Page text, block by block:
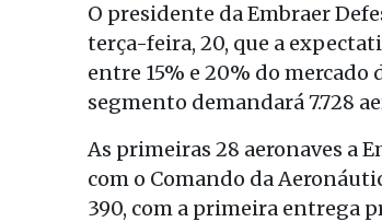
O presidente da Embraer
terça-feira, 20, que a
entre 15% e 20% do mercado
segmento demandará 7.728
As primeiras 28 aeronaves a
com o Comando da
390, com a primeira entrega